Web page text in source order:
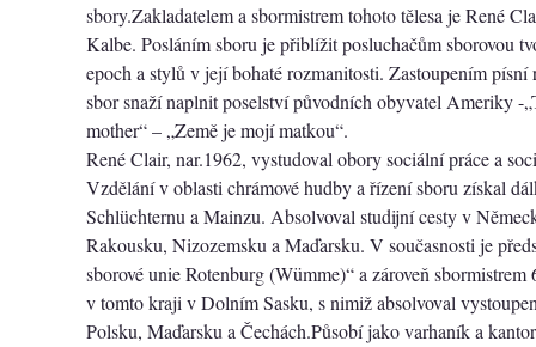
sbory.Zakladatelem a sbormistrem tohoto tělesa je René
Kalbe. Posláním sboru je přiblížit posluchačům sborovou
epoch a stylů v její bohaté rozmanitosti. Zastoupením písní
sbor snaží naplnit poselství původních obyvatel Ameriky -
mother“ – „Země je mojí matkou“.
René Clair, nar.1962, vystudoval obory sociální práce a
Vzdělání v oblasti chrámové hudby a řízení sboru získal
Schlüchternu a Mainzu. Absolvoval studijní cesty v
Rakousku, Nizozemsku a Maďarsku. V současnosti je
sborové unie Rotenburg (Wümme)“ a zároveň sbormistrem
v tomto kraji v Dolním Sasku, s nimiž absolvoval
Polsku, Maďarsku a Čechách.Působí jako varhaník a